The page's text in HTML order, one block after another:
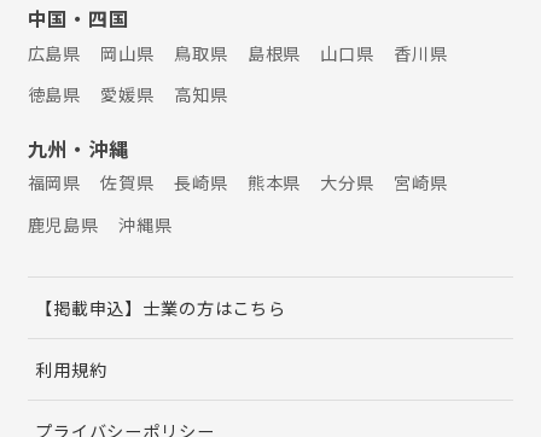
中国・四国
広島県 岡山県 鳥取県 島根県 山口県
香川県
徳島県
愛媛県 高知県
九州・沖縄
福岡県 佐賀県 長崎県 熊本県 大分県
宮崎県
鹿児島県
沖縄県
【掲載申込】士業の方はこちら
利用規約
プライバシーポリシー